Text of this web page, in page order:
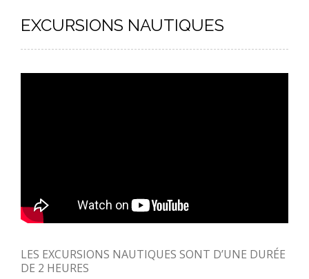
EXCURSIONS NAUTIQUES
LES EXCURSIONS NAUTIQUES SONT D’UNE DURÉE
DE 2 HEURES